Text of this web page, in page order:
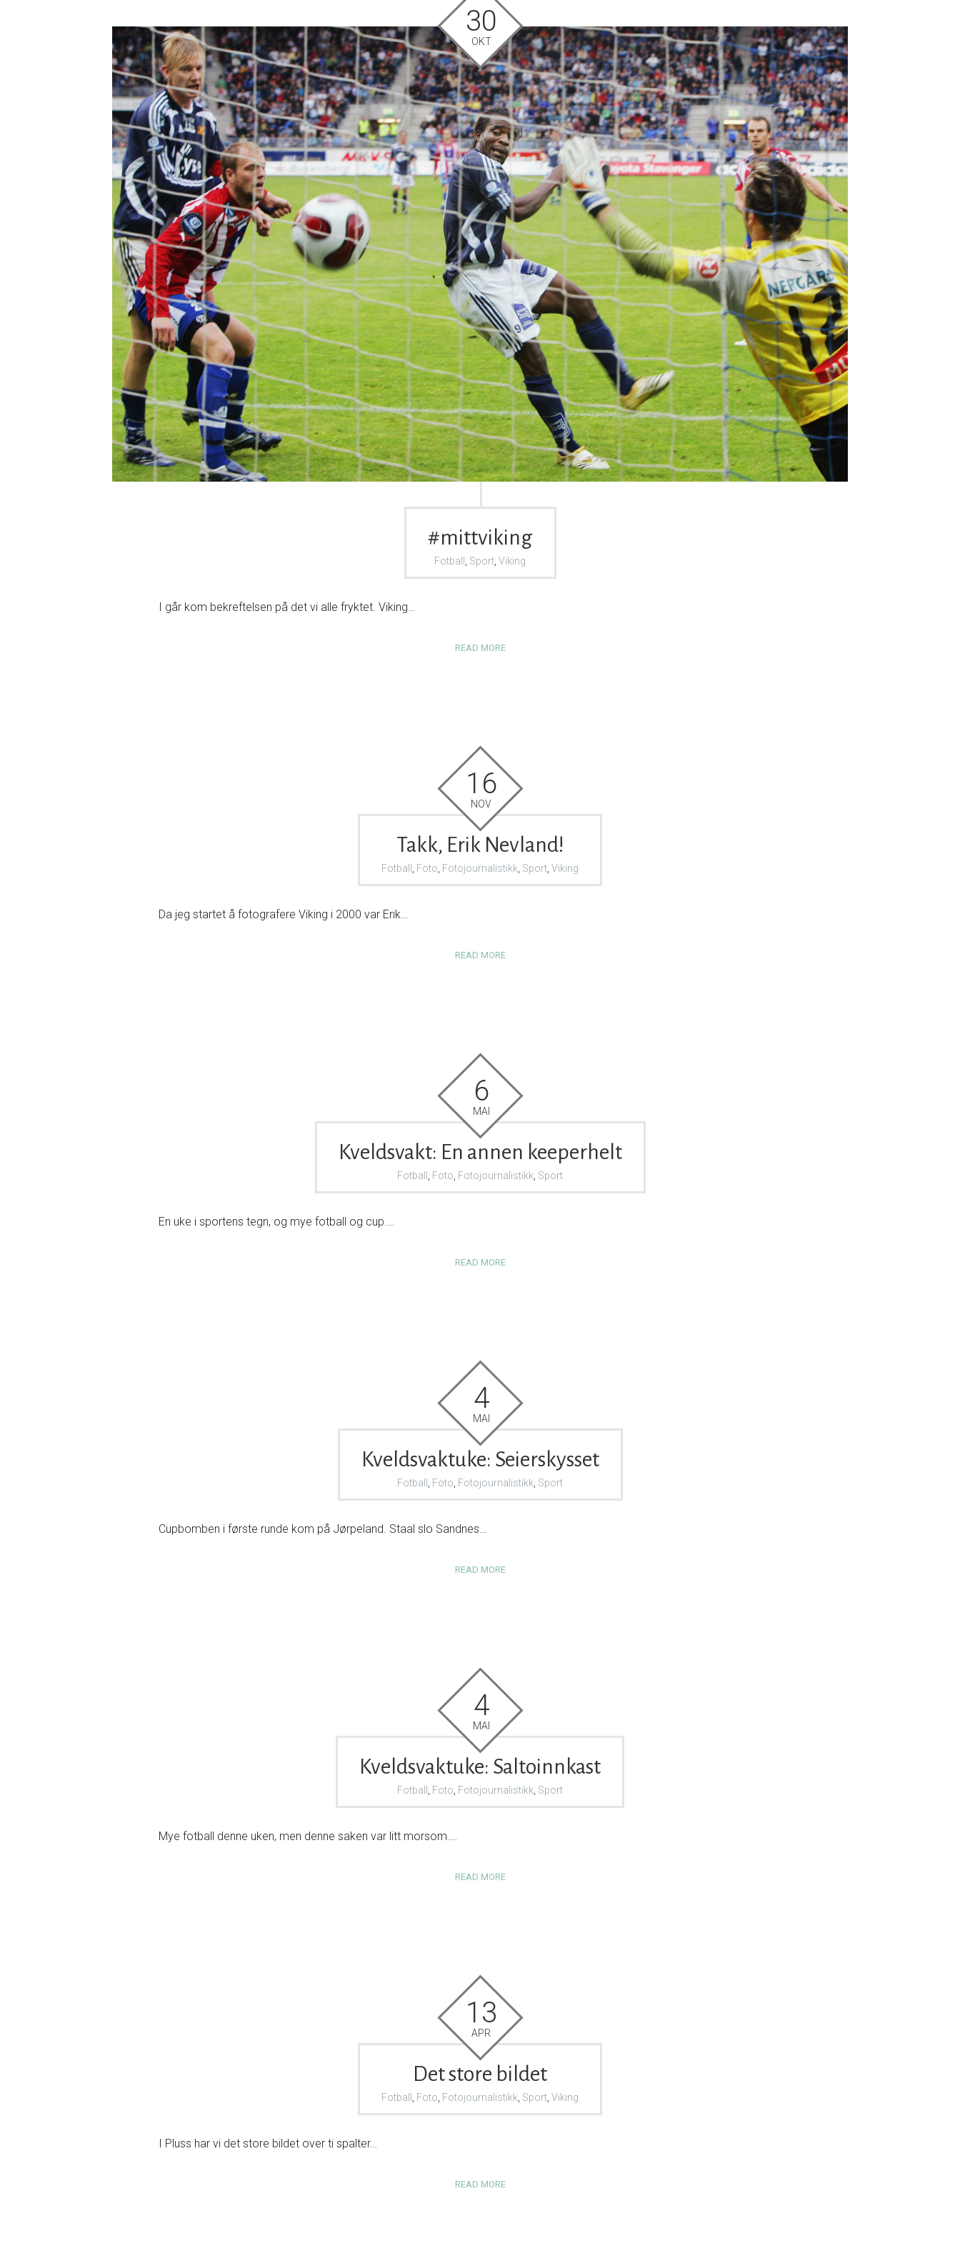
30
OKT
#mittviking
Fotball , Sport, Viking
I går kom bekreftelsen på det vi alle fryktet. Viking…
READ MORE
16
NOV
Takk, Erik Nevland!
Fotball , Foto, Fotojournalistikk, Sport, Viking
Da jeg startet å fotografere Viking i 2000 var Erik…
READ MORE
6
MAI
Kveldsvakt: En annen keeperhelt
Fotball , Foto, Fotojournalistikk, Sport
En uke i sportens tegn, og mye fotball og cup.…
READ MORE
4
MAI
Kveldsvaktuke: Seierskysset
Fotball , Foto, Fotojournalistikk, Sport
Cupbomben i første runde kom på Jørpeland. Staal slo Sandnes…
READ MORE
4
MAI
Kveldsvaktuke: Saltoinnkast
Fotball , Foto, Fotojournalistikk, Sport
Mye fotball denne uken, men denne saken var litt morsom.…
READ MORE
13
APR
Det store bildet
Fotball , Foto, Fotojournalistikk, Sport, Viking
I Pluss har vi det store bildet over ti spalter…
READ MORE